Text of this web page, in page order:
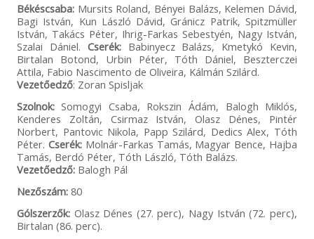
Békéscsaba:Mursits Roland, Bényei Balázs, Kelemen Dávid,
Bagi István, Kun László Dávid, Gránicz Patrik, Spitzmüller
István, Takács Péter, Ihrig-Farkas Sebestyén, Nagy István,
Szalai Dániel. Cserék:Babinyecz Balázs, Kmetykó Kevin,
Birtalan Botond, Urbin Péter, Tóth Dániel, Beszterczei
Attila, Fabio Nascimento de Oliveira, Kálmán Szilárd.
Vezetőedző: Zoran Spisljak
Szolnok:Somogyi Csaba, Rokszin Ádám, Balogh Miklós,
Kenderes Zoltán, Csirmaz István, Olasz Dénes, Pintér
Norbert, Pantovic Nikola, Papp Szilárd, Dedics Alex, Tóth
Péter. Cserék:Molnár-Farkas Tamás, Magyar Bence, Hajba
Tamás, Berdó Péter, Tóth László, Tóth Balázs.
Vezetőedző:Balogh Pál
Nezőszám:80
Gólszerzők:Olasz Dénes (27. perc), Nagy István (72. perc),
Birtalan (86. perc).